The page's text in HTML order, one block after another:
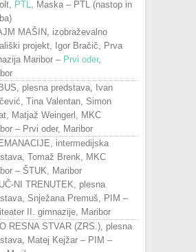
PTL
, Maska – PTL (nastop in
MAŠIN, izobraževalno
projekt, Igor Bračič, Prva
Maribor – Prvi oder,
plesna predstava, Ivan
Tina Valentan, Simon
Matjaž Weingerl, MKC
– Prvi oder, Maribor
intermedijska
Tomaž Brenk, MKC
– ŠTUK, Maribor
NI TRENUTEK, plesna
Snježana Premuš, PIM –
II. gimnazije, Maribor
RESNA STVAR (ZRS.), plesna
Matej Kejžar – PIM –